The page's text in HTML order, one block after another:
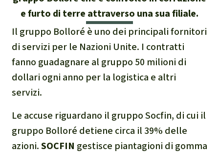
Miniere
Landgrabbing
Difensori e Difensore
Soia
Chimalapas
Português
Indonesia
e furto di terre attraverso una sua filiale.
Il gruppo Bolloré è uno dei principali fornitori
di servizi per le Nazioni Unite. I contratti
fanno guadagnare al gruppo 50 milioni di
dollari ogni anno per la logistica e altri
servizi.
Le accuse riguardano il gruppo Socfin, di cui il
gruppo Bolloré detiene circa il 39% delle
azioni.SOCFIN gestisce piantagioni di gomma